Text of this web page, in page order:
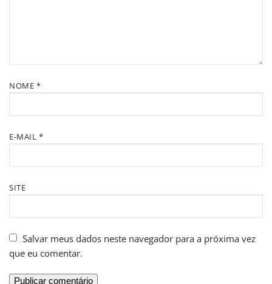
NOME *
E-MAIL *
SITE
Salvar meus dados neste navegador para a próxima vez
que eu comentar.